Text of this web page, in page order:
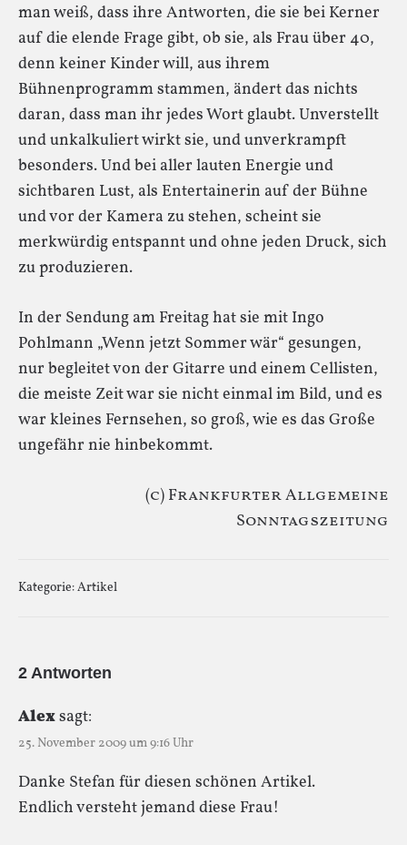
man weiß, dass ihre Antworten, die sie bei Kerner
auf die elende Frage gibt, ob sie, als Frau über 40,
denn keiner Kinder will, aus ihrem
Bühnenprogramm stammen, ändert das nichts
daran, dass man ihr jedes Wort glaubt. Unverstellt
und unkalkuliert wirkt sie, und unverkrampft
besonders. Und bei aller lauten Energie und
sichtbaren Lust, als Entertainerin auf der Bühne
und vor der Kamera zu stehen, scheint sie
merkwürdig entspannt und ohne jeden Druck, sich
zu produzieren.
In der Sendung am Freitag hat sie mit Ingo
Pohlmann „Wenn jetzt Sommer wär“ gesungen,
nur begleitet von der Gitarre und einem Cellisten,
die meiste Zeit war sie nicht einmal im Bild, und es
war kleines Fernsehen, so groß, wie es das Große
ungefähr nie hinbekommt.
(c) Frankfurter Allgemeine
Sonntagszeitung
Kategorie:Artikel
2 Antworten
Alexsagt:
25. November 2009 um 9:16 Uhr
Danke Stefan für diesen schönen Artikel.
Endlich versteht jemand diese Frau!